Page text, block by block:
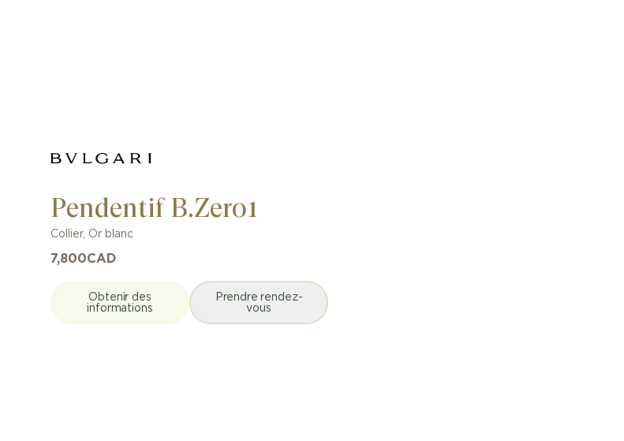
Pendentif B.Zero1
Collier, Or blanc
7,800CAD
Obtenir des
informations
Prendre rendez-
vous